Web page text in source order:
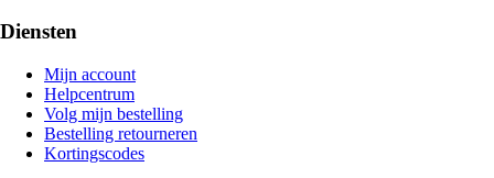
Diensten
Mijn account
Helpcentrum
Volg mijn bestelling
Bestelling retourneren
Kortingscodes